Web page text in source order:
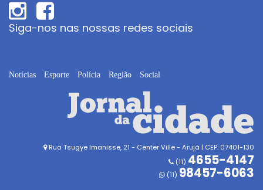
Siga-nos nas nossas redes sociais
Notícias Esporte Polícia Região Social
Rua Tsugye Imanisse, 21 - Center Ville - Arujá | CEP: 07401-130
(11) 4655-4147
(11) 98457-6063